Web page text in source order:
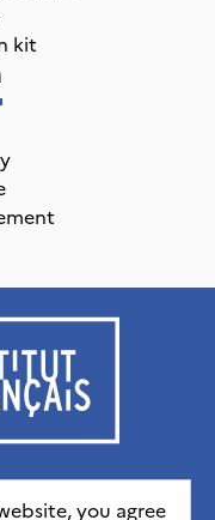
you agree
kit
réservés 2026